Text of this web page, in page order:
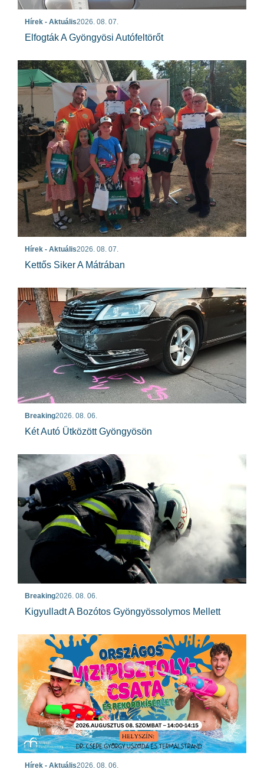
Hírek - Aktuális2026. 08. 07.
Elfogták A Gyöngyösi Autófeltörőt
Hírek - Aktuális2026. 08. 07.
Kettős Siker A Mátrában
Breaking2026. 08. 06.
Két Autó Ütközött Gyöngyösön
Breaking2026. 08. 06.
Kigyulladt A Bozótos Gyöngyössolymos Mellett
Hírek - Aktuális2026. 08. 06.